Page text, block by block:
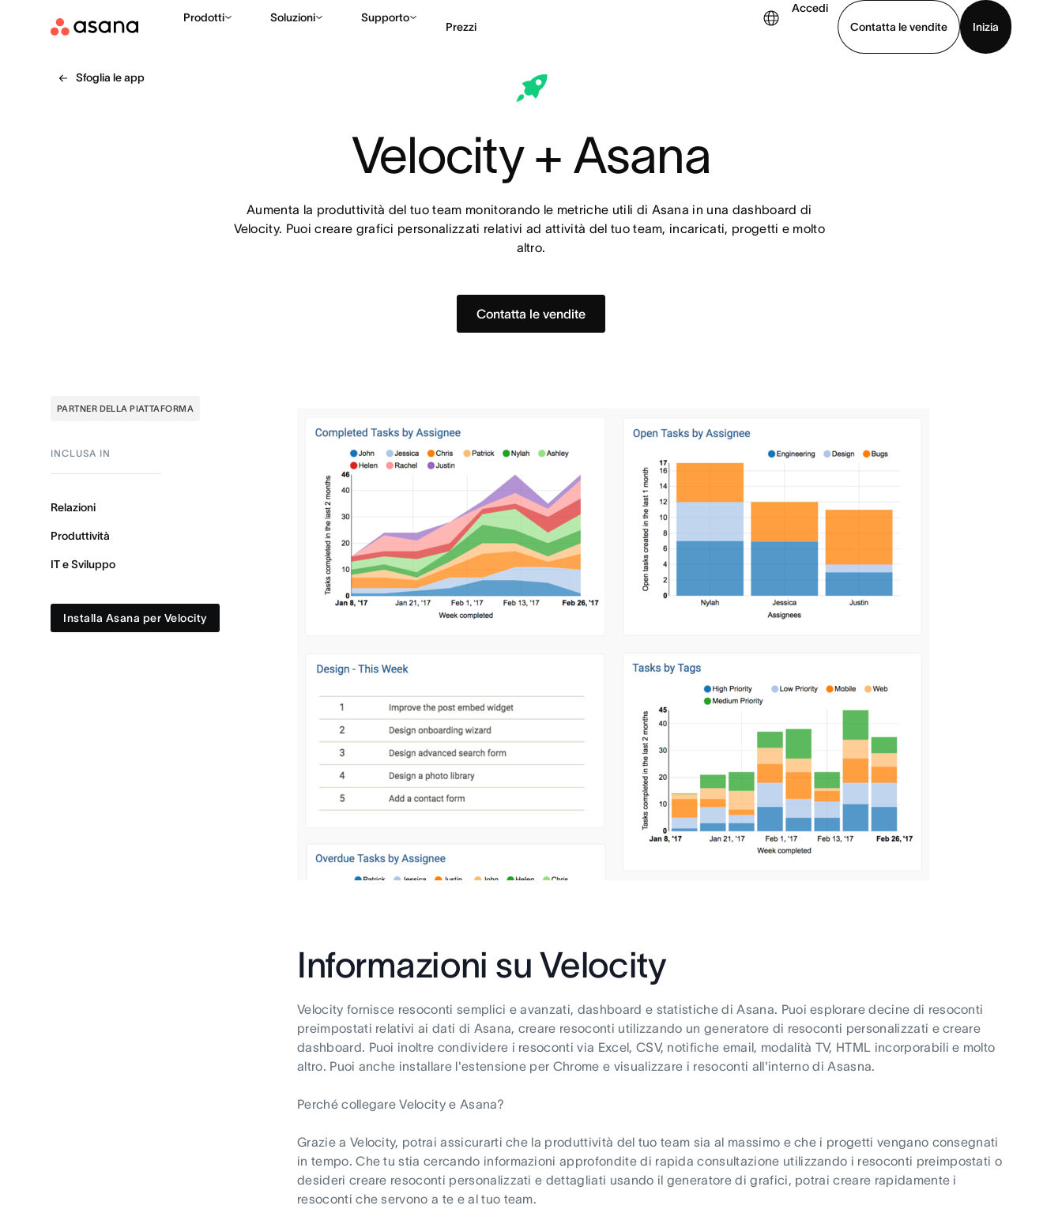
Prodotti Soluzioni Supporto
Prezzi
Accedi
Contatta le vendite
Inizia
Sfoglia le app
Velocity + Asana
Aumenta la produttività del tuo team monitorando le metriche utili di Asana in una dashboard di
Velocity. Puoi creare grafici personalizzati relativi ad attività del tuo team, incaricati, progetti e molto
altro.
Contatta le vendite
PARTNER DELLA PIATTAFORMA
INCLUSA IN
Relazioni
Produttività
IT e Sviluppo
Installa Asana per Velocity
Informazioni su Velocity
Velocity fornisce resoconti semplici e avanzati, dashboard e statistiche di Asana. Puoi esplorare decine di resoconti
preimpostati relativi ai dati di Asana, creare resoconti utilizzando un generatore di resoconti personalizzati e creare
dashboard. Puoi inoltre condividere i resoconti via Excel, CSV, notifiche email, modalità TV, HTML incorporabili e molto
altro. Puoi anche installare l'estensione per Chrome e visualizzare i resoconti all'interno di Asasna.
Perché collegare Velocity e Asana?
Grazie a Velocity, potrai assicurarti che la produttività del tuo team sia al massimo e che i progetti vengano consegnati
in tempo. Che tu stia cercando informazioni approfondite di rapida consultazione utilizzando i resoconti preimpostati o
desideri creare resoconti personalizzati e dettagliati usando il generatore di grafici, potrai creare rapidamente i
resoconti che servono a te e al tuo team.